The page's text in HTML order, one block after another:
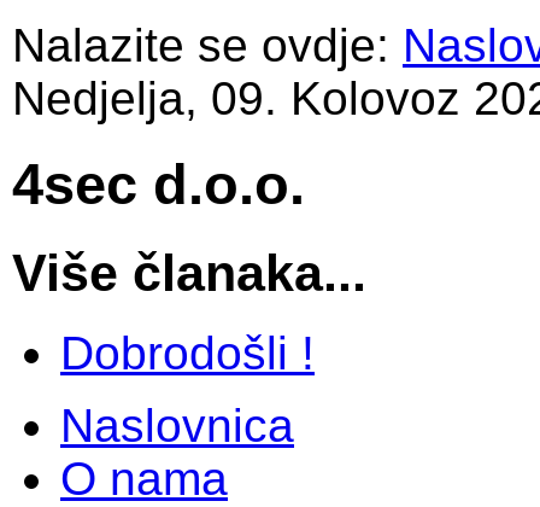
Nalazite se ovdje:
Nedjelja, 09. Kolovoz
4sec d.o.o.
Više članaka...
Dobrodošli !
Naslovnica
O nama